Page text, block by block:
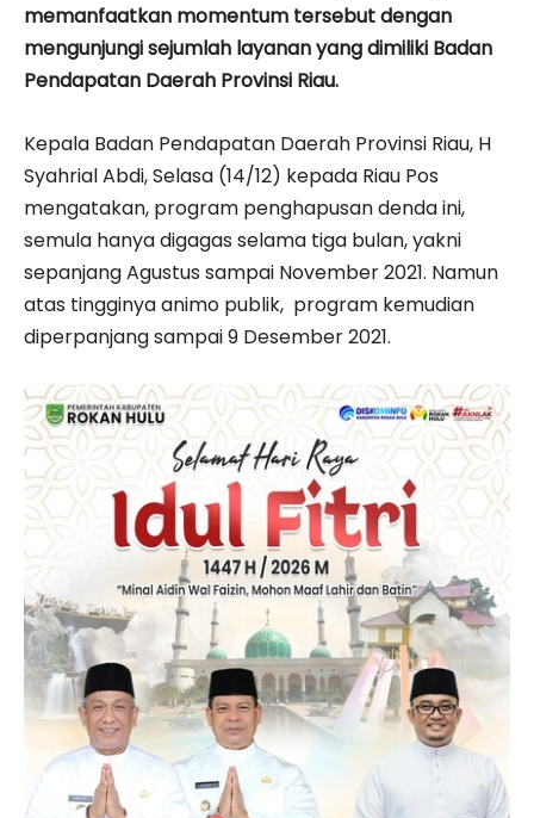
memanfaatkan momentum tersebut dengan
mengunjungi sejumlah layanan yang dimiliki Badan
Pendapatan Daerah Provinsi Riau.
Kepala Badan Pendapatan Daerah Provinsi Riau, H
Syahrial Abdi, Selasa (14/12) kepada Riau Pos
mengatakan, program penghapusan denda ini,
semula hanya digagas selama tiga bulan, yakni
sepanjang Agustus sampai November 2021. Namun
atas tingginya animo publik, program kemudian
diperpanjang sampai 9 Desember 2021.